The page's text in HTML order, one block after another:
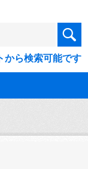
から検索可能です